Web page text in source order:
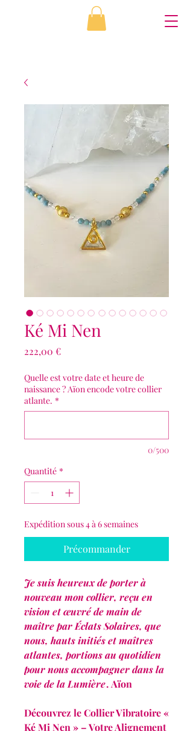
Ké Mi Nen
222,00 €Prix
Quelle est votre date et heure de
naissance ? Aïon encode votre collier
atlante. *
0/500
Quantité *
Expédition sous 4 à 6 semaines
Précommander
Je suis heureux de porter à
nouveau mon collier, reçu en
vision et œuvré de main de
maître par Éclats Solaires, que
nous, hauts initiés et maîtres
atlantes, portions au quotidien
pour nous accompagner dans la
voie de la Lumière.Aïon
Découvrez le Collier Vibratoire «
Ké Mi Nen » – Votre Alignement